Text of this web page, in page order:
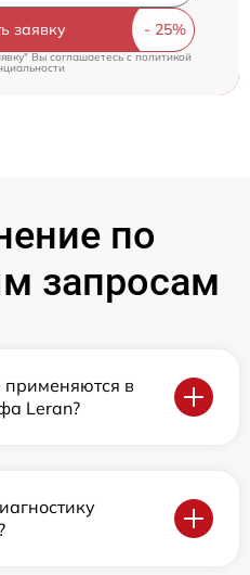
заявку
Вы соглашаетесь cполитикой
по
запросам
в
Leran?